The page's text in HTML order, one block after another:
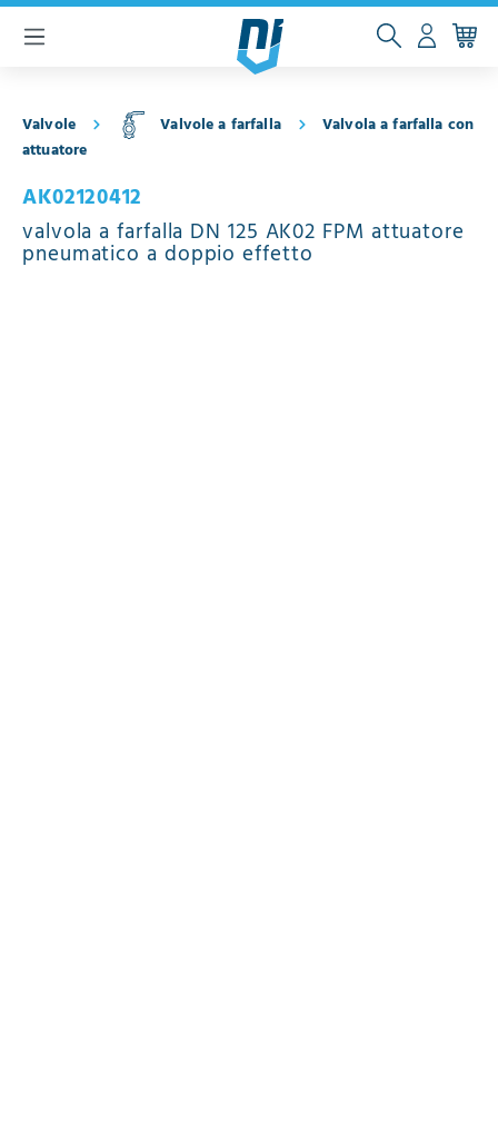
principale
Valvole Valvole a farfalla
Valvola a farfalla con
attuatore
AK02120412
valvola a farfalla DN 125 AK02 FPM attuatore
pneumatico a doppio effetto